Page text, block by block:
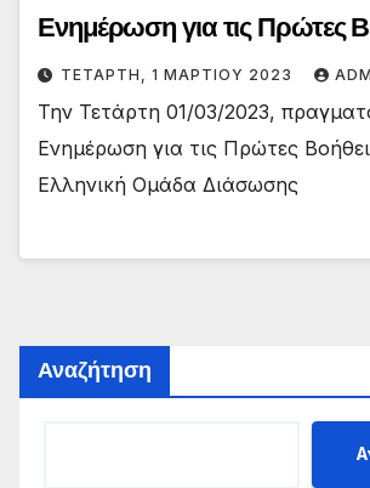
Ενημέρωση για τις Πρώτες
ΤΕΤΆΡΤΗ, 1 ΜΑΡΤΊΟΥ 2023
Την Τετάρτη 01/03/2023,
Ενημέρωση για τις Πρώτες
Ελληνική Ομάδα Διάσωσης
Αναζήτηση